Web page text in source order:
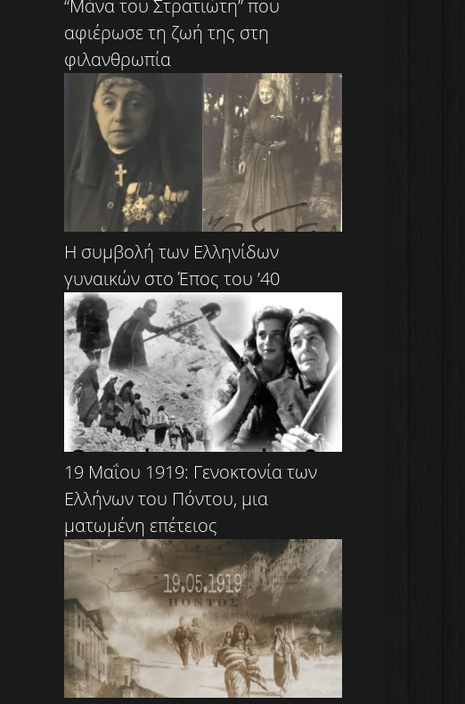
“Μάνα του Στρατιώτη” που
αφιέρωσε τη ζωή της στη
φιλανθρωπία
Η συμβολή των Ελληνίδων
γυναικών στο Έπος του ’40
19 Μαΐου 1919: Γενοκτονία των
Ελλήνων του Πόντου, μια
ματωμένη επέτειος